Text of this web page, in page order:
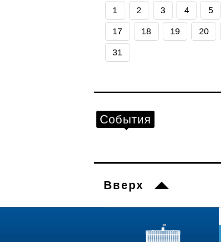
1 2 3 4 5
17 18 19 20
31
События
Вверх